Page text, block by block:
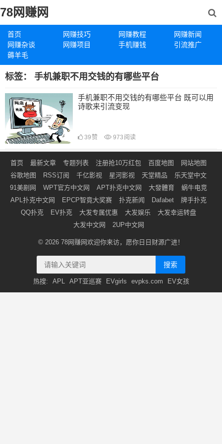
78网赚网
首页 网赚技巧 网赚教程
网赚新闻
网赚杂谈
网赚项目 手机赚钱
引流推广
薅羊毛
标签： 手机兼职不用交钱的有哪些平台
手机兼职不用交钱的有哪些平台 既可以用
诗歌来引流变现
39 赞 973 阅读
首页 最新文章 专题列表 注册抢10万红包 百度地图
网站地图
谷歌地图
RSS订阅 千亿影视 星河影视 天堂精品
乐天堂中文
91美剧网
WPT官方中文网 APT扑克中文网 大發體育
蜗牛电竞
APL扑克中文网
EPCP智竟大奖赛 扑克新闻 Dafabet
牌手扑克
QQ扑克
EV扑克 大发专属优惠 大发娱乐
大发幸运转盘
大发中文网
2UP中文网
© 2026 78网赚网欢迎你来访，愿你日日财源广进！
搜索
热搜: APL APT亚巡赛 EVgirls evpks.com EV女孩